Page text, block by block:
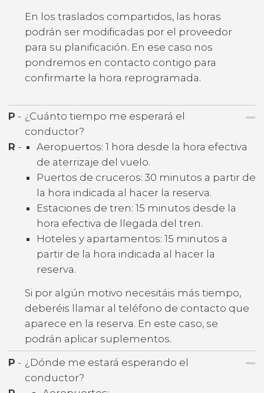
En los traslados compartidos, las horas
podrán ser modificadas por el proveedor
para su planificación. En ese caso nos
pondremos en contacto contigo para
confirmarte la hora reprogramada.
P - ¿Cuánto tiempo me esperará el
conductor?
R -
Aeropuertos: 1 hora desde la hora efectiva
de aterrizaje del vuelo.
Puertos de cruceros: 30 minutos a partir de
la hora indicada al hacer la reserva.
Estaciones de tren: 15 minutos desde la
hora efectiva de llegada del tren.
Hoteles y apartamentos: 15 minutos a
partir de la hora indicada al hacer la
reserva.
Si por algún motivo necesitáis más tiempo,
deberéis llamar al teléfono de contacto que
aparece en la reserva. En este caso, se
podrán aplicar suplementos.
P - ¿Dónde me estará esperando el
conductor?